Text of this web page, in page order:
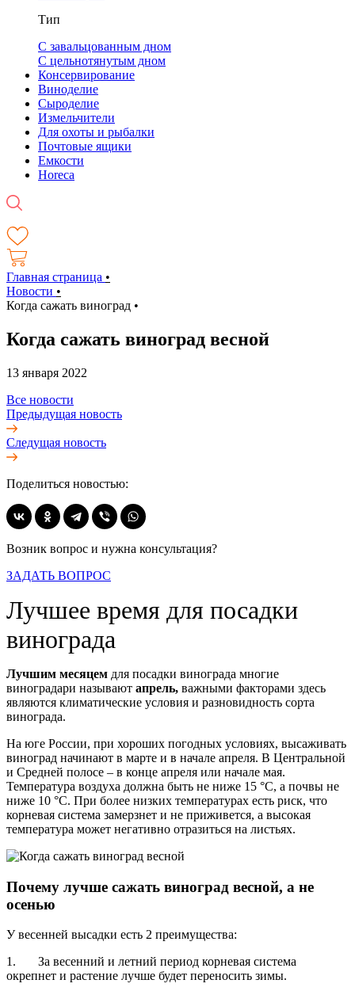
Тип
С завальцованным дном
С цельнотянутым дном
Консервирование
Виноделие
Сыроделие
Измельчители
Для охоты и рыбалки
Почтовые ящики
Емкости
Horeca
Главная страница •
Новости •
Когда сажать виноград •
Когда сажать виноград весной
13 января 2022
Все новости
Предыдущая новость
Следущая новость
Поделиться новостью:
Возник вопрос и нужна консультация?
ЗАДАТЬ ВОПРОС
Лучшее время для посадки
винограда
Лучшим месяцем для посадки винограда многие
виноградари называют апрель, важными факторами здесь
являются климатические условия и разновидность сорта
винограда.
На юге России, при хороших погодных условиях, высаживать
виноград начинают в марте и в начале апреля. В Центральной
и Средней полосе – в конце апреля или начале мая.
Температура воздуха должна быть не ниже 15 °C, а почвы не
ниже 10 °C. При более низких температурах есть риск, что
корневая система замерзнет и не приживется, а высокая
температура может негативно отразиться на листьях.
Почему лучше сажать виноград весной, а не
осенью
У весенней высадки есть 2 преимущества:
1. За весенний и летний период корневая система
окрепнет и растение лучше будет переносить зимы.